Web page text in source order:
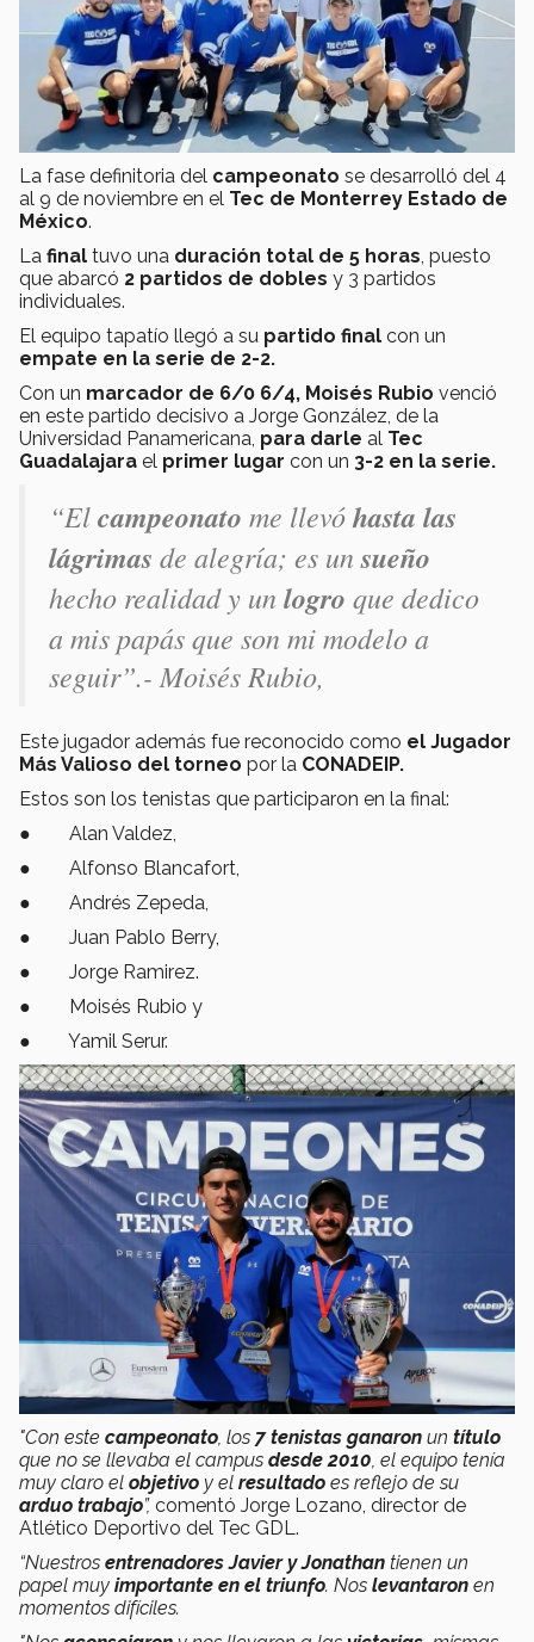
La fase definitoria del campeonato se desarrolló del 4
al 9 de noviembre en el Tec de Monterrey Estado de
México.
La final tuvo una duración total de 5 horas, puesto
que abarcó 2 partidos de dobles y 3 partidos
individuales.
El equipo tapatío llegó a su partido final con un
empate en la serie de 2-2.
Con un marcador de 6/0 6/4, Moisés Rubio venció
en este partido decisivo a Jorge González, de la
Universidad Panamericana, para darle al Tec
Guadalajara el primer lugar con un 3-2 en la serie.
“Elcampeonato me llevóhasta las
lágrimas de alegría; es unsueño
hecho realidad y un logro que dedico
a mis papás que son mi modelo a
seguir”.- Moisés Rubio,
Este jugador además fue reconocido como el Jugador
Más Valioso del torneo por la CONADEIP.
Estos son los tenistas que participaron en la final:
● Alan Valdez,
● Alfonso Blancafort,
● Andrés Zepeda,
● Juan Pablo Berry,
● Jorge Ramirez.
● Moisés Rubio y
● Yamil Serur.
"Con este campeonato , los 7 tenistas ganaron un título
que no se llevaba el campus desde 2010 , el equipo tenía
muy claro el objetivo y el resultado es reflejo de su
arduo trabajo”, comentó Jorge Lozano, director de
Atlético Deportivo del Tec GDL.
“Nuestros entrenadores Javier y Jonathan tienen un
papel muy importante en el triunfo. Nos levantaron en
momentos difíciles.